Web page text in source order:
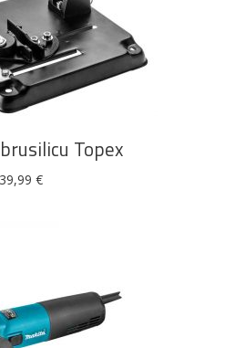
U KOŠARICU
Topex
39,99 €